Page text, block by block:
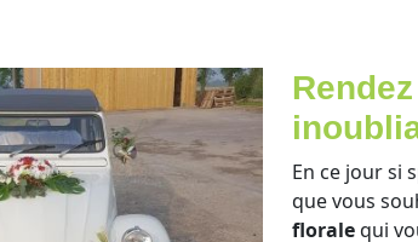
En ce jour si
que vous
floralequi